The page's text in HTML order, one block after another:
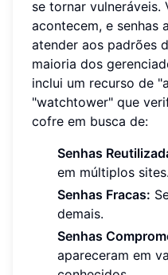
se tornar vulneráveis.
acontecem, e senhas
atender aos padrões
maioria dos
inclui um recurso de
"watchtower" que
cofre em busca de:
Senhas
em múltiplos sites.
Senhas Fracas:
demais.
Senhas
apareceram em